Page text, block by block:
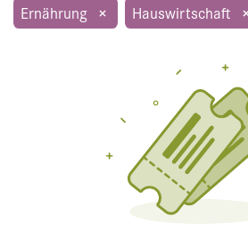
Ernährung × Hauswirtschaft